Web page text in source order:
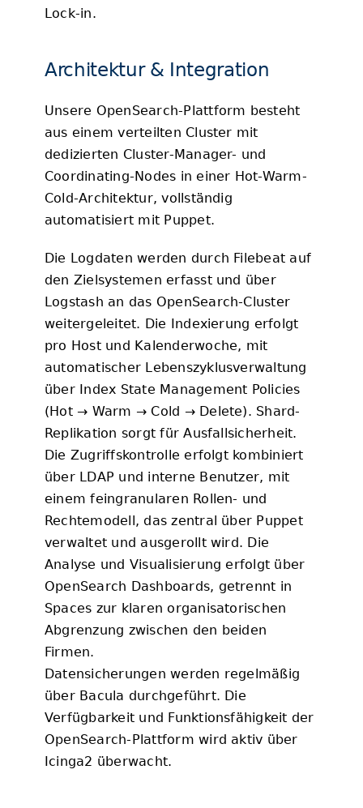
Lock-in.
Architektur & Integration
Unsere OpenSearch-Plattform besteht
aus einem verteilten Cluster mit
dedizierten Cluster-Manager- und
Coordinating-Nodes in einer Hot-Warm-
Cold-Architektur, vollständig
automatisiert mit Puppet.
Die Logdaten werden durch Filebeat auf
den Zielsystemen erfasst und über
Logstash an das OpenSearch-Cluster
weitergeleitet. Die Indexierung erfolgt
pro Host und Kalenderwoche, mit
automatischer Lebenszyklusverwaltung
über Index State Management Policies
(Hot → Warm → Cold → Delete). Shard-
Replikation sorgt für Ausfallsicherheit.
Die Zugriffskontrolle erfolgt kombiniert
über LDAP und interne Benutzer, mit
einem feingranularen Rollen- und
Rechtemodell, das zentral über Puppet
verwaltet und ausgerollt wird. Die
Analyse und Visualisierung erfolgt über
OpenSearch Dashboards, getrennt in
Spaces zur klaren organisatorischen
Abgrenzung zwischen den beiden
Firmen.
Datensicherungen werden regelmäßig
über Bacula durchgeführt. Die
Verfügbarkeit und Funktionsfähigkeit der
OpenSearch-Plattform wird aktiv über
Icinga2 überwacht.